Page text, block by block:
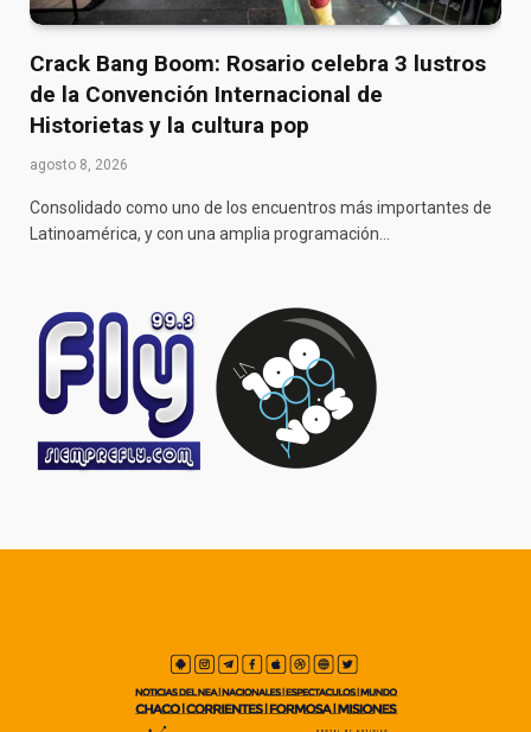
Crack Bang Boom: Rosario celebra 3 lustros
de la Convención Internacional de
Historietas y la cultura pop
agosto 8, 2026
Consolidado como uno de los encuentros más importantes de
Latinoamérica, y con una amplia programación…